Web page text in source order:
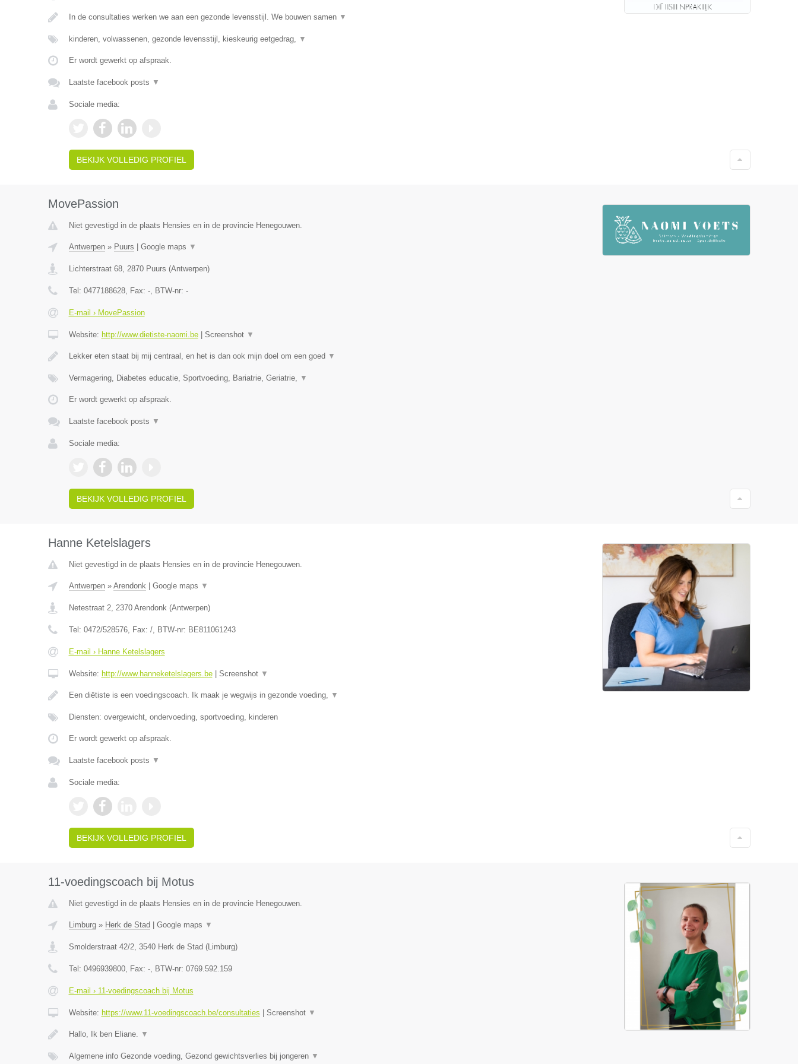
In de consultaties werken we aan een gezonde levensstijl. We bouwen samen ▼
kinderen, volwassenen, gezonde levensstijl, kieskeurig eetgedrag, ▼
Er wordt gewerkt op afspraak.
Laatste facebook posts ▼
Sociale media:
BEKIJK VOLLEDIG PROFIEL
MovePassion
Niet gevestigd in de plaats Hensies en in de provincie Henegouwen.
Antwerpen» Puurs Google maps ▼
Lichterstraat 68, 2870 Puurs (Antwerpen)
Tel: 0477188628, Fax: -, BTW-nr: -
E-mail › MovePassion
Website: http://www.dietiste-naomi.be| Screenshot ▼
Lekker eten staat bij mij centraal, en het is dan ook mijn doel om een goed ▼
Vermagering, Diabetes educatie, Sportvoeding, Bariatrie, Geriatrie, ▼
Er wordt gewerkt op afspraak.
Laatste facebook posts ▼
Sociale media:
BEKIJK VOLLEDIG PROFIEL
Hanne Ketelslagers
Niet gevestigd in de plaats Hensies en in de provincie Henegouwen.
Antwerpen» Arendonk| Google maps ▼
Netestraat 2, 2370 Arendonk(Antwerpen)
Tel: 0472/528576, Fax: /, BTW-nr: BE811061243
E-mail › Hanne Ketelslagers
Website: http://www.hanneketelslagers.be| Screenshot ▼
Een diëtiste is een voedingscoach. Ik maak je wegwijs in gezonde voeding, ▼
Diensten: overgewicht, ondervoeding, sportvoeding, kinderen
Er wordt gewerkt op afspraak.
Laatste facebook posts ▼
Sociale media:
BEKIJK VOLLEDIG PROFIEL
11-voedingscoach bij Motus
Niet gevestigd in de plaats Hensies en in de provincie Henegouwen.
Limburg» Herk de Stad Google maps ▼
Smolderstraat 42/2, 3540 Herk de Stad (Limburg)
Tel: 0496939800, Fax: -, BTW-nr: 0769.592.159
E-mail › 11-voedingscoach bij Motus
Website: https://www.11-voedingscoach.be/consultaties Screenshot ▼
Hallo, Ik ben Eliane. ▼
Algemene info Gezonde voeding, Gezond gewichtsverlies bij jongeren ▼